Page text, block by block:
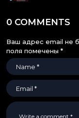
0 COMMENTS
Ваш адрес email не
поля помечены *